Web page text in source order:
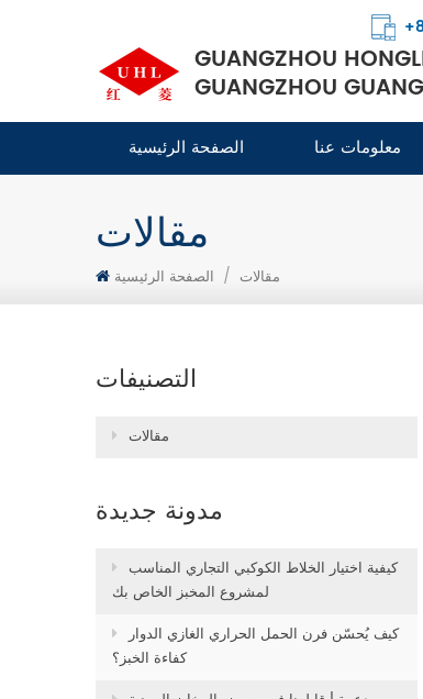
GUANGZHOU
GUANGZHOU
الصفحة الرئيسية معلومات عنا
مقالات
الصفحة الرئيسية / مقالات
التصنيفات
مقالات
مدونة جديدة
كيفية اختيار الخلاط الكوكبي التجاري المناسب
لمشروع المخبز الخاص بك
كيف يُحسّن فرن الحمل الحراري الغازي الدوار
كفاءة الخبز؟